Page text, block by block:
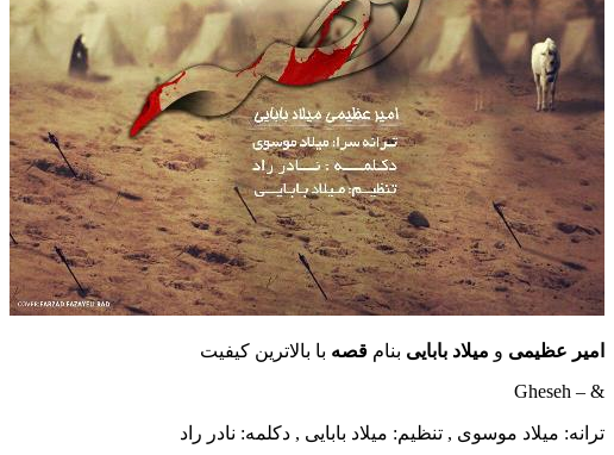
امیر عظیمی و میلاد بابایی بنام قصه با بالاترین کیفیت
& – Gheseh
ترانه: میلاد موسوی , تنظیم: میلاد بابایی , دکلمه: نادر راد